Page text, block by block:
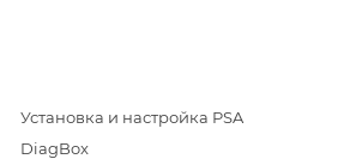
Установка и настройка PSA
DiagBox